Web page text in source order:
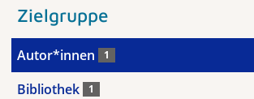
Zielgruppe
Autor*innen 1
Bibliothek 1